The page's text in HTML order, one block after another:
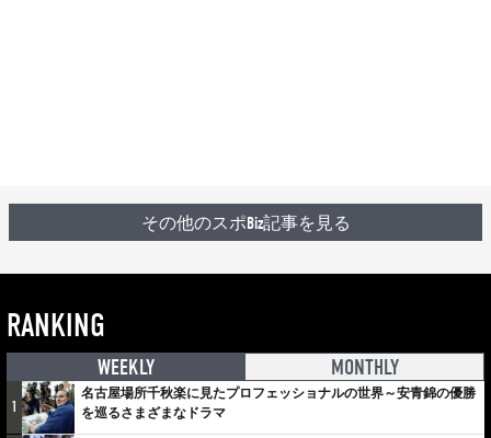
その他のスポBiz記事を見る
RANKING
WEEKLY MONTHLY
1
名古屋場所千秋楽に見たプロフェッショナルの世界～安青錦の優勝
を巡るさまざまなドラマ